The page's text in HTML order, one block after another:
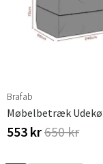
Brafab
553 kr650 kr